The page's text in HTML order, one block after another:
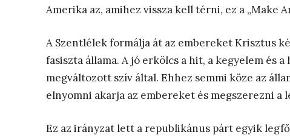
Amerika az, amihez vissza kell térni, ez a „Make
A Szentlélek formálja át az embereket Krisztus
fasiszta állama. A jó erkölcs a hit, a kegyelem és
megváltozott szív által. Ehhez semmi köze az
elnyomni akarja az embereket és megszerezni a
Ez az irányzat lett a republikánus párt egyik